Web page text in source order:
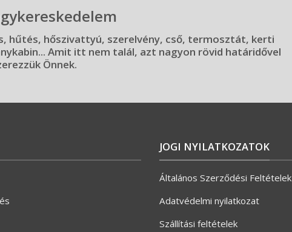
hűtés, hőszivattyú, szerelvény, cső, termosztát, kerti
Amit itt nem talál, azt nagyon rövid határidővel
Önnek.
JOGI NYILATKOZATOK
Általános Szerződési Feltételek
Adatvédelmi nyilatkozat
Szállítási feltételek